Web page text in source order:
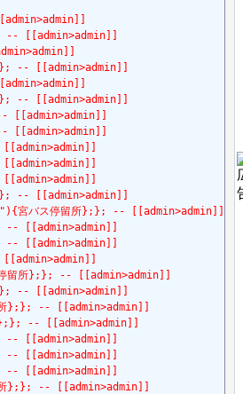
[[admin>admin]]
-- [[admin>admin]]
-- [[admin>admin]]
[[admin>admin]]
[[admin>admin]]
-- [[admin>admin]]
宮バス停留所};}; -- [[admin>admin]]
[[admin>admin]]
[[admin>admin]]
所};}; -- [[admin>admin]]
-- [[admin>admin]]
};}; -- [[admin>admin]]
-- [[admin>admin]]
[[admin>admin]]
[[admin>admin]]
[[admin>admin]]
};}; -- [[admin>admin]]